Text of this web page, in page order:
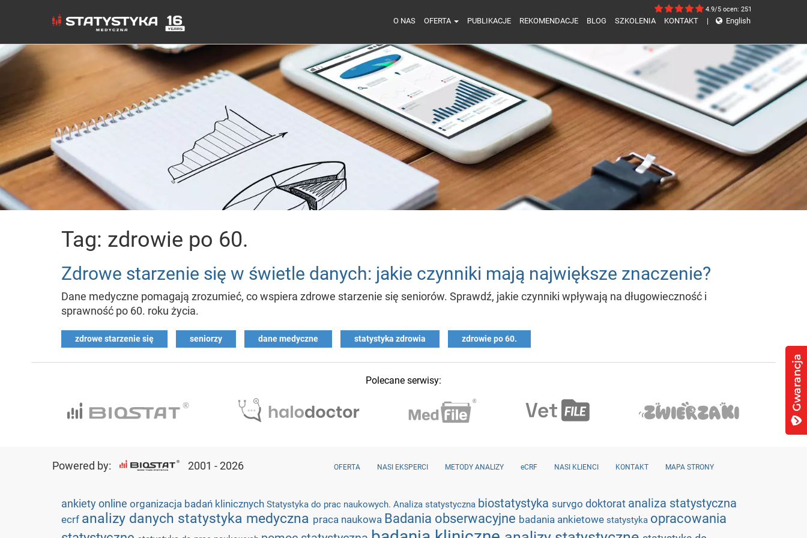
4.9/5 ocen: 251
O NAS OFERTA PUBLIKACJE REKOMENDACJE BLOG SZKOLENIA KONTAKT | English
Tag: zdrowie po 60.
Zdrowe starzenie się w świetle danych: jakie czynniki mają największe znaczenie?
Dane medyczne pomagają zrozumieć, co wspiera zdrowe starzenie się seniorów. Sprawdź, jakie czynniki wpływają na długowieczność i
sprawność po 60. roku życia.
zdrowe starzenie się seniorzy dane medyczne statystyka zdrowia zdrowie po 60.
Polecane serwisy:
Powered by: 2001 - 2026 OFERTA NASI EKSPERCI METODY ANALIZY eCRF NASI KLIENCI KONTAKT MAPA STRONY
ankiety online organizacja badań klinicznych Statystyka do prac naukowych. Analiza statystyczna biostatystyka survgo doktorat analiza statystyczna
ecrf analizy danych statystyka medyczna praca naukowa Badania obserwacyjne badania ankietowe statystyka opracowania